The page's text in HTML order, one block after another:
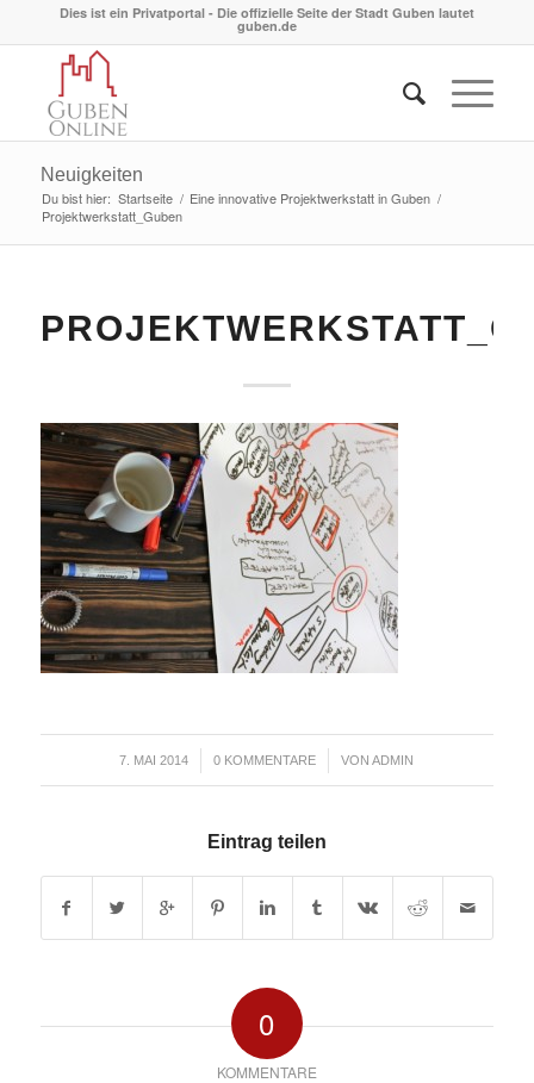
Dies ist ein Privatportal - Die offizielle Seite der Stadt Guben lautet
guben.de
Neuigkeiten
Du bist hier: Startseite / Eine innovative Projektwerkstatt in Guben /
Projektwerkstatt_Guben
7. MAI 2014
/ 0 KOMMENTARE
/ VONADMIN
Eintrag teilen
0
KOMMENTARE